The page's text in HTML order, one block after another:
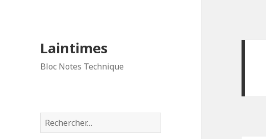
Laintimes
Bloc Notes Technique
Rechercher :